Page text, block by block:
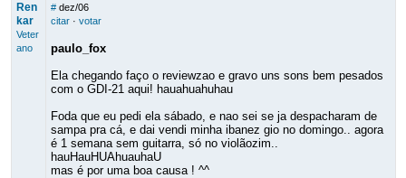
Ren
kar
Veter
ano
# dez/06
citar· votar
paulo_fox
Ela chegando faço o reviewzao e gravo uns sons bem pesados
com o GDI-21 aqui! hauahuahuhau
Foda que eu pedi ela sábado, e nao sei se ja despacharam de
sampa pra cá, e dai vendi minha ibanez gio no domingo.. agora
é 1 semana sem guitarra, só no violãozim..
hauHauHUAhuauhaU
mas é por uma boa causa ! ^^